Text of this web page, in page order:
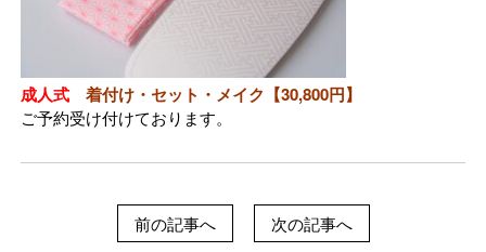
成人式 着付け・セット・メイク【30,800円】
ご予約受け付けております。
前の記事へ 次の記事へ